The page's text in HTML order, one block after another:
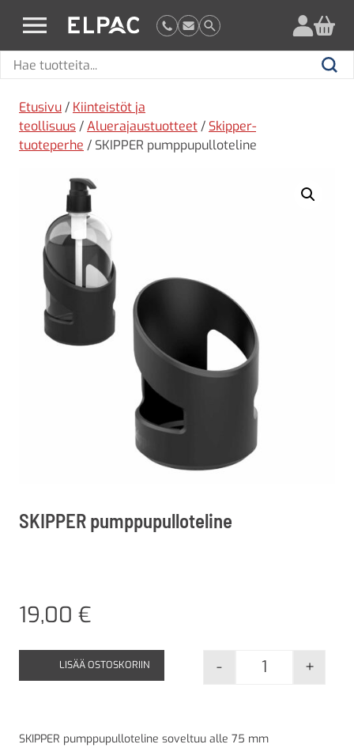
elpac.fi
Hae
Hae
Etusivu / Kiinteistöt ja
teollisuus /Aluerajaustuotteet / Skipper-
tuoteperhe / SKIPPER pumppupulloteline
SKIPPER pumppupulloteline
19,00 €
SKIPPER
- +
LISÄÄ OSTOSKORIIN
SKIPPER pumppupulloteline soveltuu alle 75 mm